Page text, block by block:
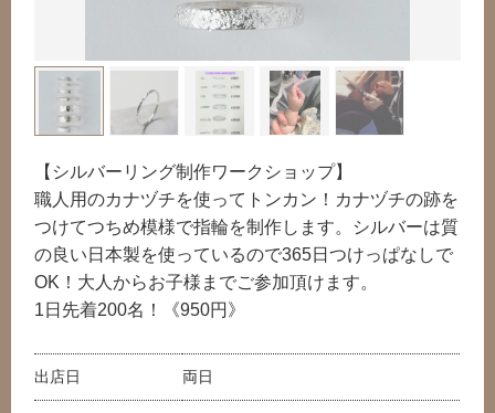
【シルバーリング制作ワークショップ】
職人用のカナヅチを使ってトンカン！カナヅチの跡を
つけてつちめ模様で指輪を制作します。シルバーは質
の良い日本製を使っているので365日つけっぱなしで
OK！大人からお子様までご参加頂けます。
1日先着200名！《950円》
出店日 両日